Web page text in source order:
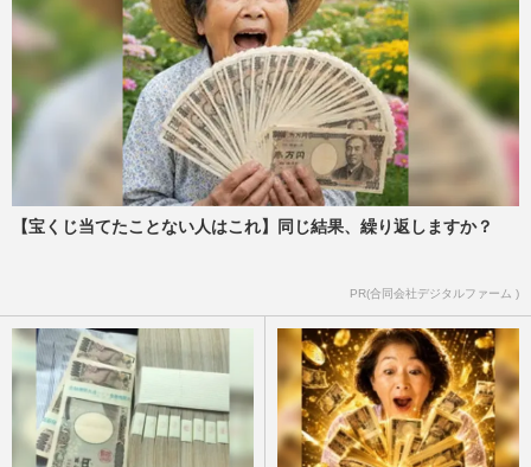
【宝くじ当てたことない人はこれ】同じ結果、繰り返しますか？
PR(合同会社デジタルファーム )